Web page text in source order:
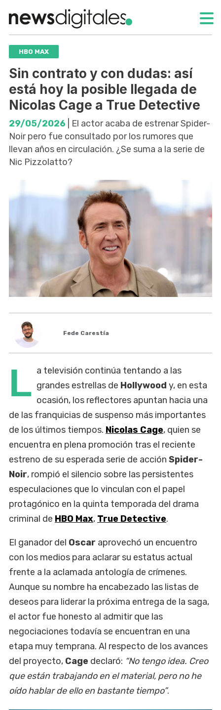
HBO MAX
Sin contrato y con dudas: así
está hoy la posible llegada de
Nicolas Cage a True Detective
29/05/2026 | El actor acaba de estrenar Spider-
Noir pero fue consultado por los rumores que
llevan años en circulación. ¿Se suma a la serie de
Nic Pizzolatto?
Fede Carestía
L a televisión continúa tentando a las
grandes estrellas de Hollywood y, en esta
ocasión, los reflectores apuntan hacia una
de las franquicias de suspenso más importantes
de los últimos tiempos. Nicolas Cage, quien se
encuentra en plena promoción tras el reciente
estreno de su esperada serie de acción Spider-
Noir, rompió el silencio sobre las persistentes
especulaciones que lo vinculan con el papel
protagónico en la quinta temporada del drama
criminal de HBO Max, True Detective.
El ganador del Oscar aprovechó un encuentro
con los medios para aclarar su estatus actual
frente a la aclamada antología de crímenes.
Aunque su nombre ha encabezado las listas de
deseos para liderar la próxima entrega de la saga,
el actor fue honesto al admitir que las
negociaciones todavía se encuentran en una
etapa muy temprana. Al respecto de los avances
del proyecto, Cage declaró: “No tengo idea. Creo
que están trabajando en el material, pero no he
oído hablar de ello en bastante tiempo”.